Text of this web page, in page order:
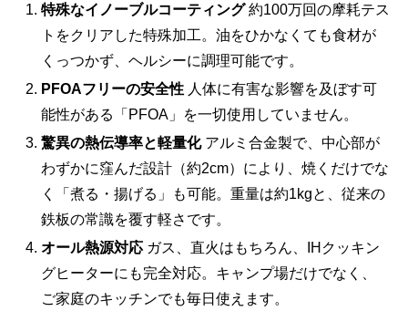
特殊なイノーブルコーティング約100万回の摩耗テス
トをクリアした特殊加工。油をひかなくても食材が
くっつかず、ヘルシーに調理可能です。
PFOAフリーの安全性 人体に有害な影響を及ぼす可
能性がある「PFOA」を一切使用していません。
驚異の熱伝導率と軽量化アルミ合金製で、中心部が
わずかに窪んだ設計（約2cm）により、焼くだけでな
く「煮る・揚げる」も可能。重量は約1kgと、従来の
鉄板の常識を覆す軽さです。
オール熱源対応 ガス、直火はもちろん、IHクッキン
グヒーターにも完全対応。キャンプ場だけでなく、
ご家庭のキッチンでも毎日使えます。